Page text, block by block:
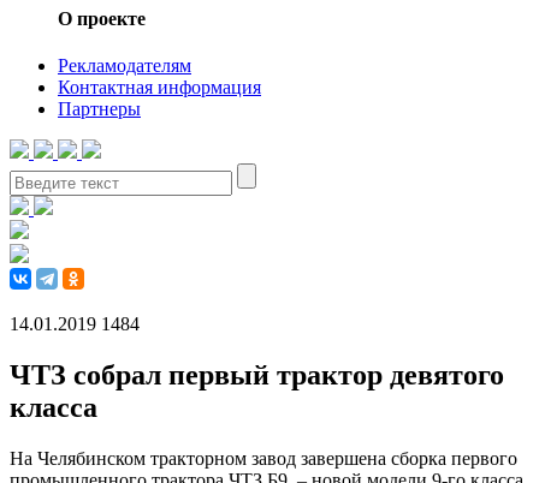
О проекте
Рекламодателям
Контактная информация
Партнеры
14.01.2019 1484
ЧТЗ собрал первый трактор девятого
класса
На Челябинском тракторном завод завершена сборка первого